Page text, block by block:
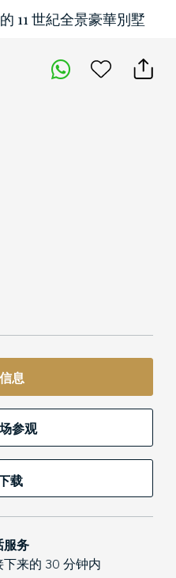
11 世紀全景豪華別墅
息
参观
载
务
来的 30 分钟内